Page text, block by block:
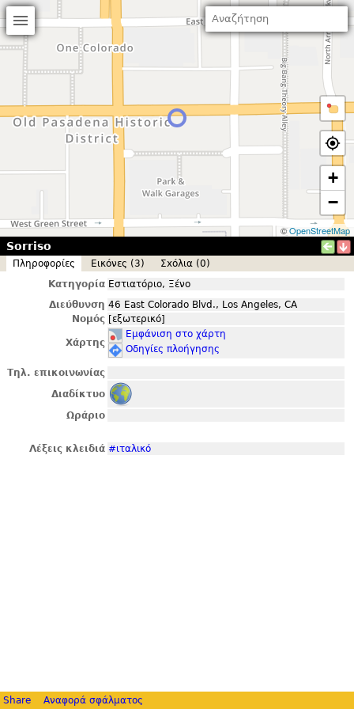
+
−
©OpenStreetMap
Sorriso
Πληροφορίες Εικόνες (3)
Σxόλια (0)
Κατηγορία Εστιατόριο, Ξένο
Διεύθυνση 46 East Colorado Blvd., Los Angeles, CA
Νομός [εξωτερικό]
Χάρτης
Εμφάνιση στο χάρτη
Οδηγίες πλοήγησης
Τηλ. επικοινωνίας
Διαδίκτυο
Ωράριο
Λέξεις κλειδιά #ιταλικό
Share Αναφορά σφάλματος